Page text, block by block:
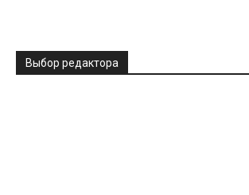
Выбор редактора